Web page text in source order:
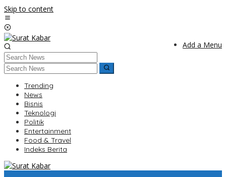
Skip to content
Add a Menu
Trending
News
Bisnis
Teknologi
Politik
Entertainment
Food & Travel
Indeks Berita